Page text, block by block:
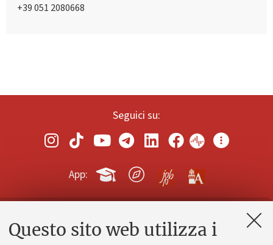
Questo sito web utilizza i
+39 051 2080668
Seguici su:
App:
Contatti e PEC